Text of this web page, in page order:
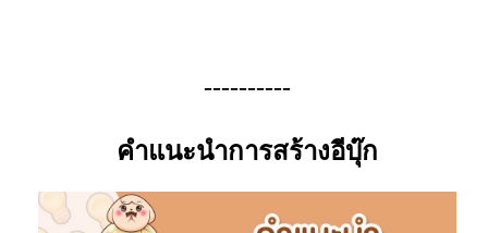
----------
คำแนะนำการสร้างอีบุ๊ก